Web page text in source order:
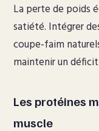
La perte de poids
satiété. Intégrer
coupe-faim
maintenir un
Les protéines
muscle